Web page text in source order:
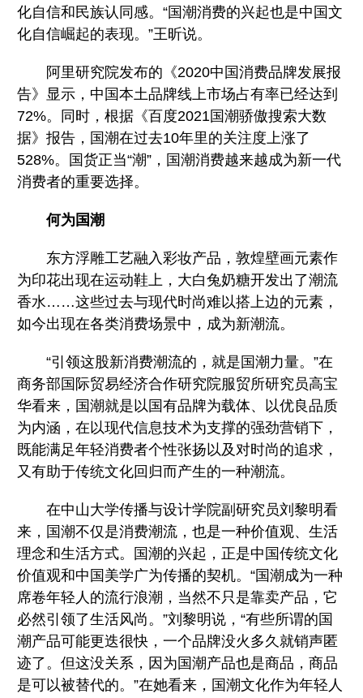
化自信和民族认同感。“国潮消费的兴起也是中国文
化自信崛起的表现。”王昕说。
阿里研究院发布的《2020中国消费品牌发展报
告》显示，中国本土品牌线上市场占有率已经达到
72%。同时，根据《百度2021国潮骄傲搜索大数
据》报告，国潮在过去10年里的关注度上涨了
528%。国货正当“潮”，国潮消费越来越成为新一代
消费者的重要选择。
何为国潮
东方浮雕工艺融入彩妆产品，敦煌壁画元素作
为印花出现在运动鞋上，大白兔奶糖开发出了潮流
香水……这些过去与现代时尚难以搭上边的元素，
如今出现在各类消费场景中，成为新潮流。
“引领这股新消费潮流的，就是国潮力量。”在
商务部国际贸易经济合作研究院服贸所研究员高宝
华看来，国潮就是以国有品牌为载体、以优良品质
为内涵，在以现代信息技术为支撑的强劲营销下，
既能满足年轻消费者个性张扬以及对时尚的追求，
又有助于传统文化回归而产生的一种潮流。
在中山大学传播与设计学院副研究员刘黎明看
来，国潮不仅是消费潮流，也是一种价值观、生活
理念和生活方式。国潮的兴起，正是中国传统文化
价值观和中国美学广为传播的契机。“国潮成为一种
席卷年轻人的流行浪潮，当然不只是靠卖产品，它
必然引领了生活风尚。”刘黎明说，“有些所谓的国
潮产品可能更迭很快，一个品牌没火多久就销声匿
迹了。但这没关系，因为国潮产品也是商品，商品
是可以被替代的。”在她看来，国潮文化作为年轻人